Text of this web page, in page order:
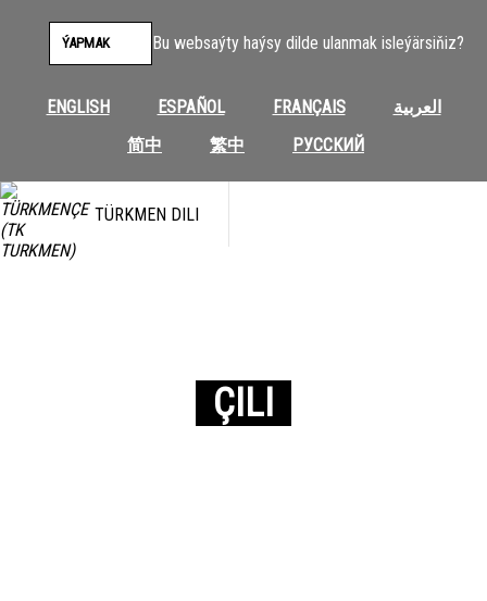
Bu websaýty haýsy dilde ulanmak isleýärsiňiz?
ENGLISH ESPAÑOL FRANÇAIS
العربية
简中
繁中 РУССКИЙ
ÝAPMAK
TÜRKMEN DILI
ÇILI